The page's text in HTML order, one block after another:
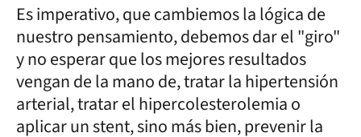
Es imperativo, que cambiemos la lógica de
nuestro pensamiento, debemos dar el "giro"
y no esperar que los mejores resultados
vengan de la mano de, tratar la hipertensión
arterial, tratar el hipercolesterolemia o
aplicar un stent, sino más bien, prevenir la